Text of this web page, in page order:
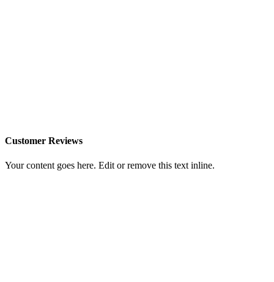
Customer Reviews
Your content goes here. Edit or remove this text inline.